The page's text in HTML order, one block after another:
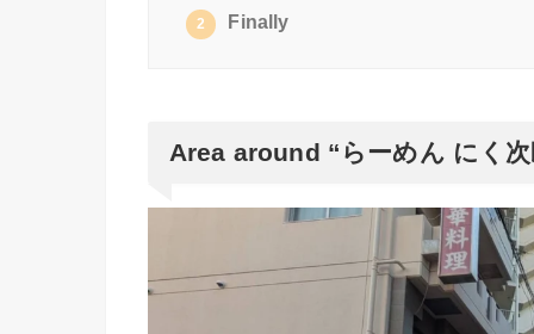
2 Finally
Area around “らーめん にく次